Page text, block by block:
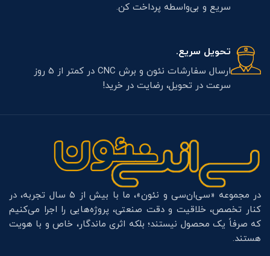
سریع و بی‌واسطه پرداخت کن.
تحویل سریع.
ارسال سفارشات نئون و برش CNC در کمتر از 5 روز
سرعت در تحویل، رضایت در خرید!
در مجموعه «سی‌ان‌سی و نئون»، ما با بیش از ۵ سال تجربه، در
کنار تخصص، خلاقیت و دقت صنعتی، پروژه‌هایی را اجرا می‌کنیم
که صرفاً یک محصول نیستند؛ بلکه اثری ماندگار، خاص و با هویت
هستند.